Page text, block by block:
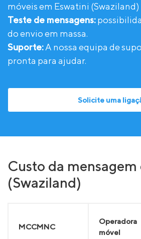
móveis em Eswatini (Swaziland)
Teste de mensagens:
do envio em massa.
Suporte:A nossa equipa de
pronta para ajudar.
Solicite uma
Custo da
(Swaziland)
MCCMNC
Operadora
móvel